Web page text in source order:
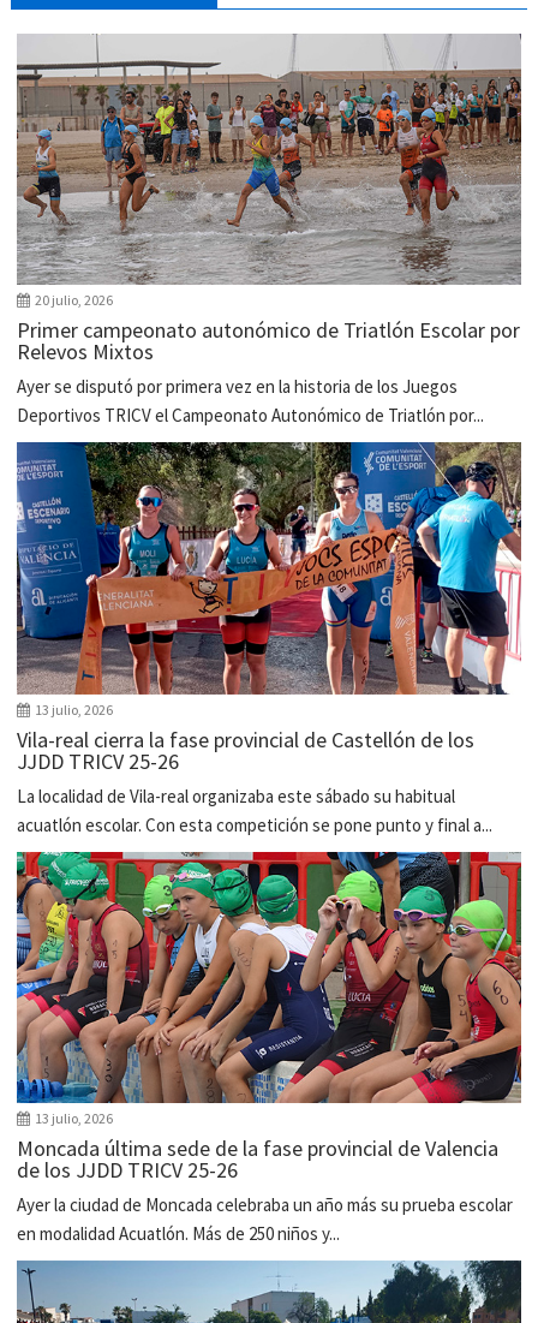
20 julio, 2026
Primer campeonato autonómico de Triatlón Escolar por
Relevos Mixtos
Ayer se disputó por primera vez en la historia de los Juegos
Deportivos TRICV el Campeonato Autonómico de Triatlón por...
13 julio, 2026
Vila-real cierra la fase provincial de Castellón de los
JJDD TRICV 25-26
La localidad de Vila-real organizaba este sábado su habitual
acuatlón escolar. Con esta competición se pone punto y final a...
13 julio, 2026
Moncada última sede de la fase provincial de Valencia
de los JJDD TRICV 25-26
Ayer la ciudad de Moncada celebraba un año más su prueba escolar
en modalidad Acuatlón. Más de 250 niños y...